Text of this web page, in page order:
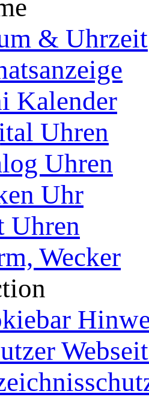
& Uhrzeit
Kalender
Uhren
Uhren
Uhr
Uhren
Wecker